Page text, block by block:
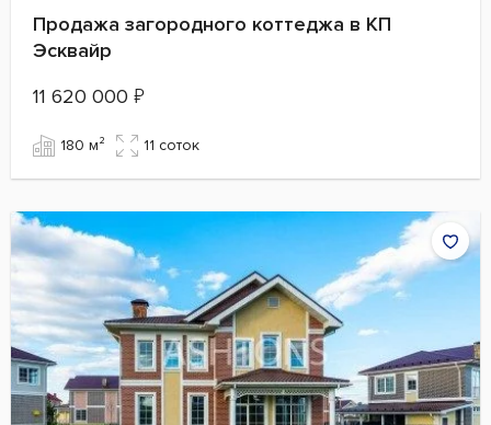
Продажа загородного коттеджа в КП
Эсквайр
11 620 000 ₽
180 м² 11 cоток